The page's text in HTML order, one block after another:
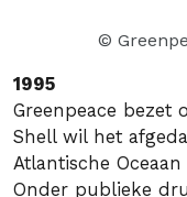
©
1995
Greenpeace bezet
Shell wil het
Atlantische
Onder publieke